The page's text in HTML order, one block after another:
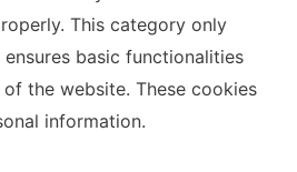
This category only
basic functionalities
the website. These cookies
information.